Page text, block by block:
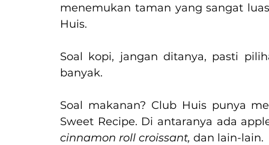
menemukan taman yang sangat
Huis.
Soal kopi, jangan ditanya, pasti
banyak.
Soal makanan? Club Huis punya
Sweet Recipe. Di antaranya ada
cinnamon roll croissant, dan lain-lain.